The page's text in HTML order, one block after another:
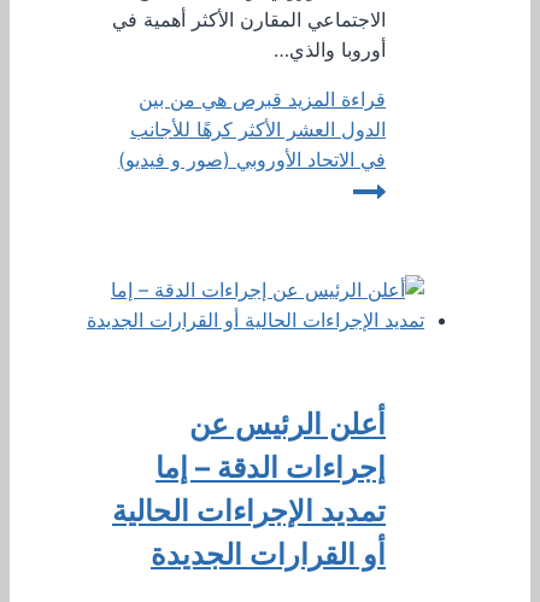
الاجتماعي المقارن الأكثر أهمية في
أوروبا والذي…
قراءة المزيد قبرص هي من بين
الدول العشر الأكثر كرهًا للأجانب
في الاتحاد الأوروبي (صور و فيديو)
أعلن الرئيس عن
إجراءات الدقة – إما
تمديد الإجراءات الحالية
أو القرارات الجديدة